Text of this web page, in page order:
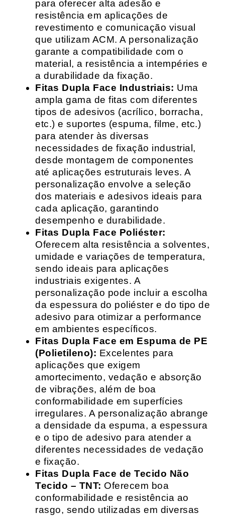
para oferecer alta adesão e
resistência em aplicações de
revestimento e comunicação visual
que utilizam ACM. A personalização
garante a compatibilidade com o
material, a resistência a intempéries e
a durabilidade da fixação.
Fitas Dupla Face Industriais: Uma
ampla gama de fitas com diferentes
tipos de adesivos (acrílico, borracha,
etc.) e suportes (espuma, filme, etc.)
para atender às diversas
necessidades de fixação industrial,
desde montagem de componentes
até aplicações estruturais leves. A
personalização envolve a seleção
dos materiais e adesivos ideais para
cada aplicação, garantindo
desempenho e durabilidade.
Fitas Dupla Face Poliéster:
Oferecem alta resistência a solventes,
umidade e variações de temperatura,
sendo ideais para aplicações
industriais exigentes. A
personalização pode incluir a escolha
da espessura do poliéster e do tipo de
adesivo para otimizar a performance
em ambientes específicos.
Fitas Dupla Face em Espuma de PE
(Polietileno): Excelentes para
aplicações que exigem
amortecimento, vedação e absorção
de vibrações, além de boa
conformabilidade em superfícies
irregulares. A personalização abrange
a densidade da espuma, a espessura
e o tipo de adesivo para atender a
diferentes necessidades de vedação
e fixação.
Fitas Dupla Face de Tecido Não
Tecido – TNT: Oferecem boa
conformabilidade e resistência ao
rasgo, sendo utilizadas em diversas